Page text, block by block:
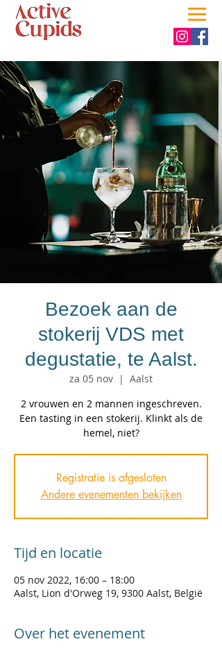
Bezoek aan de
stokerij VDS met
degustatie, te Aalst.
za 05 nov
  |
Aalst
2 vrouwen en 2 mannen ingeschreven.
Een tasting in een stokerij. Klinkt als de
hemel, niet?
Registratie is afgesloten
Andere evenementen bekijken
Tijd en locatie
05 nov 2022, 16:00 – 18:00
Aalst, Lion d'Orweg 19, 9300 Aalst, België
Over het evenement